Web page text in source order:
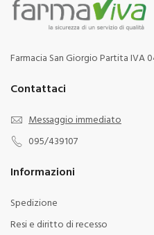
Farmacia San Giorgio Partita IVA
Contattaci
Messaggio immediato
095/439107
Informazioni
Spedizione
Resi e diritto di recesso